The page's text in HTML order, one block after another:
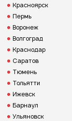
Красноярск
Пермь
Воронеж
Волгоград
Краснодар
Саратов
Тюмень
Тольятти
Ижевск
Барнаул
Ульяновск